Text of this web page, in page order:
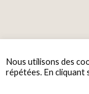
Nous utilisons des
répétées. En cliquant